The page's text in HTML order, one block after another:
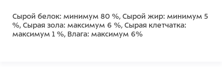
Сырой белок: минимум 80 %, Сырой жир: минимум 5
%, Сырая зола: максимум 6 %, Сырая клетчатка:
максимум 1 %, Влага: максимум 6%